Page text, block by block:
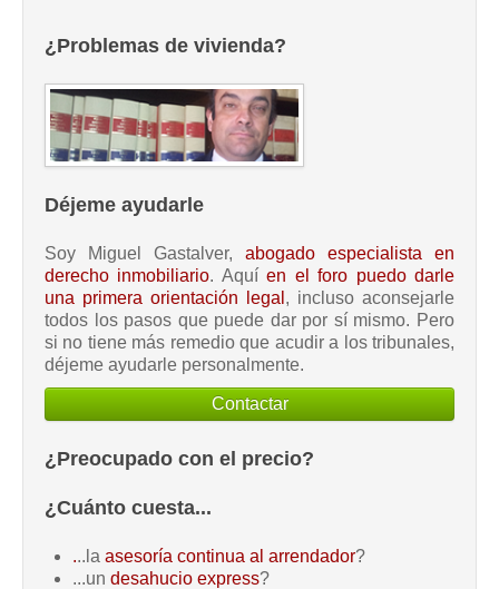
¿Problemas de vivienda?
Déjeme ayudarle
Soy Miguel Gastalver, abogado especialista en
derecho inmobiliario. Aquíen el foro puedo darle
una primera orientación legal , incluso aconsejarle
todos los pasos que puede dar por sí mismo. Pero
si no tiene más remedio que acudir a los tribunales,
déjeme ayudarle personalmente.
Contactar
¿Preocupado con el precio?
¿Cuánto cuesta...
...la asesoría continua al arrendador?
...un desahucio express?